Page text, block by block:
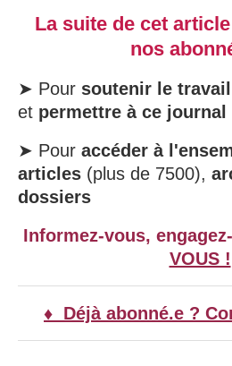
La suite de cet
nos
➤ Pour soutenir le
et permettre à ce
➤ Pour accéder à
articles (plus de 7500),
dossiers
Informez-vous,
VOUS !
♦ Déjà abonné.e ?